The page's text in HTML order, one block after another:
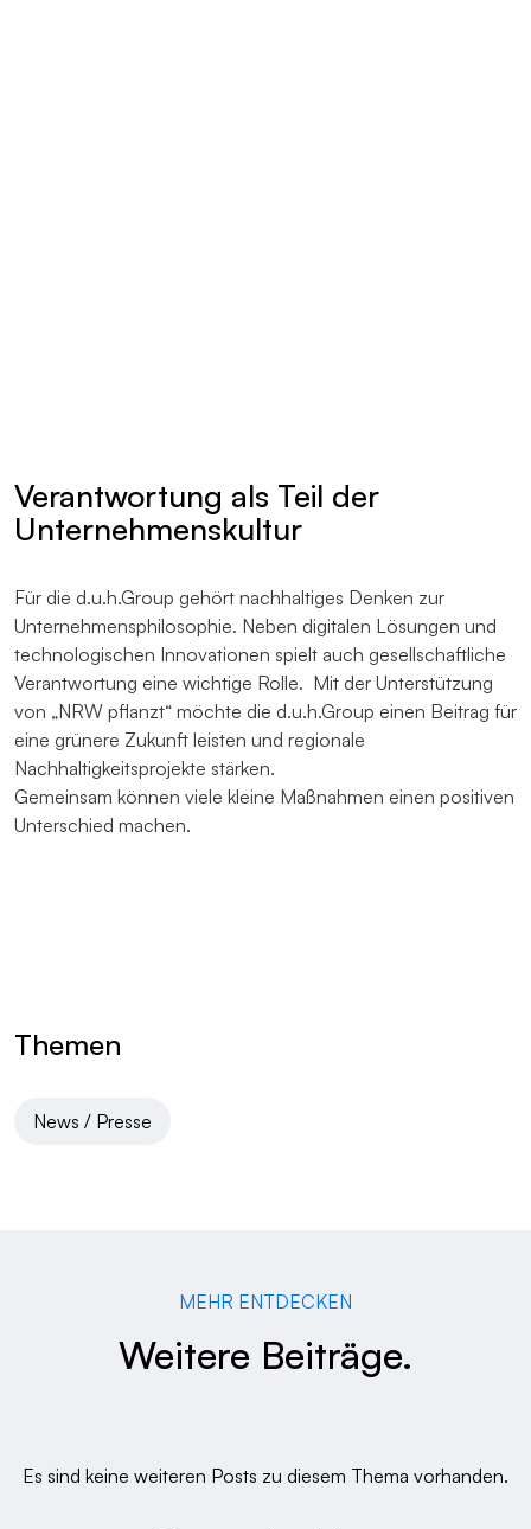
Verantwortung als Teil der
Unternehmenskultur
Für die d.u.h.Group gehört nachhaltiges Denken zur
Unternehmensphilosophie. Neben digitalen Lösungen und
technologischen Innovationen spielt auch gesellschaftliche
Verantwortung eine wichtige Rolle. Mit der Unterstützung
von „NRW pflanzt“ möchte die d.u.h.Group einen Beitrag für
eine grünere Zukunft leisten und regionale
Nachhaltigkeitsprojekte stärken.
Gemeinsam können viele kleine Maßnahmen einen positiven
Unterschied machen.
Themen
News / Presse
MEHR ENTDECKEN
Weitere Beiträge.
Es sind keine weiteren Posts zu diesem Thema vorhanden.